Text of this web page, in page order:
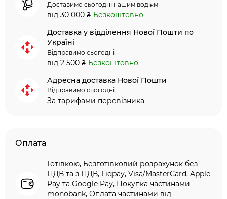
Доставимо сьогодні нашим водієм
від 30 000 ₴ Безкоштовно
Доставка у відділення Нової Пошти по
Україні
Відправимо сьогодні
від 2 500 ₴ Безкоштовно
Адресна доставка Нової Пошти
Відправимо сьогодні
За тарифами перевізника
Оплата
Готівкою, Безготівковий розрахунок без
ПДВ та з ПДВ, Liqpay, Visa/MasterCard, Apple
Pay та Google Pay, Покупка частинами
monobank, Оплата частинами від